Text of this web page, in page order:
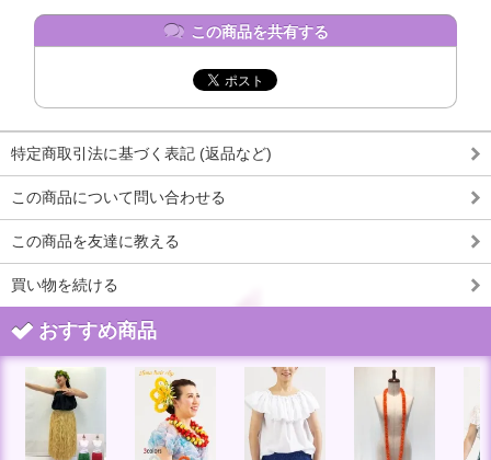
この商品を共有する
特定商取引法に基づく表記 (返品など)
この商品について問い合わせる
この商品を友達に教える
買い物を続ける
おすすめ商品